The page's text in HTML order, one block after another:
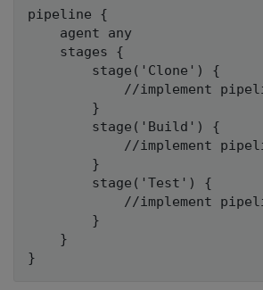
pipeline {
    agent any
    stages {
        stage('Clone') {
//implement
        }
        stage('Build') {
//implement
        }
        stage('Test') {
//implement
        }
    }